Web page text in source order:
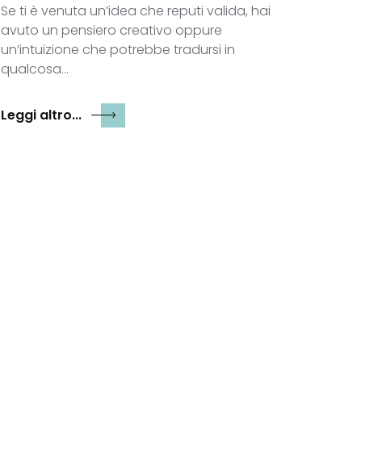
Se ti è venuta un’idea che reputi valida, hai
avuto un pensiero creativo oppure
un’intuizione che potrebbe tradursi in
qualcosa…
Leggi altro...